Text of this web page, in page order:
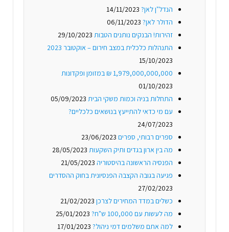
הנדל"ן לאן? 14/11/2023
הדולר לאן? 06/11/2023
זהירות! הבנקים נותנים הטבות 29/10/2023
התנהלות כלכלית במצב חירום – אוקטובר 2023
15/10/2023
1,979,000,000,000 ₪ במזומן ופקדונות
01/10/2023
התחלות בניה וכמות משקי הבית 05/09/2023
עם מי כדאי להתייעץ בנושאים כלכליים?
24/07/2023
ספרים רבותי, ספרים 23/06/2023
מה בין ארון בגדים ותיק השקעות 28/05/2023
הפנסיה הראשונה בהיסטוריה 21/05/2023
פגיעה בגובה הקצבה הפנסיונית בחוק ההסדרים
27/02/2023
כשלים במדד המחירים לצרכן 21/02/2023
מה לעשות עם 100,000 ש"ח?
25/01/2023
למה אתם משלמים דמי ניהול? 17/01/2023